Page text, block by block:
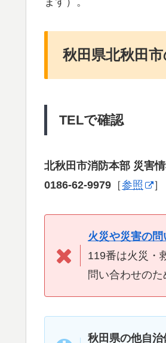
秋田県北秋田
TELで確認
北秋田市消防本部 災害
0186-62-9979 ［参照 ］
火災や災害の問
119番は火災・
問い合わせの
秋田県の他自治